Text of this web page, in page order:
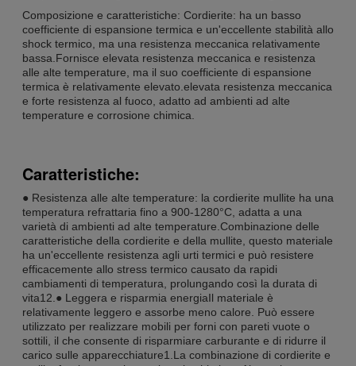
Composizione e caratteristiche: Cordierite: ha un basso
coefficiente di espansione termica e un'eccellente stabilità allo
shock termico, ma una resistenza meccanica relativamente
bassa.Fornisce elevata resistenza meccanica e resistenza
alle alte temperature, ma il suo coefficiente di espansione
termica è relativamente elevato.elevata resistenza meccanica
e forte resistenza al fuoco, adatto ad ambienti ad alte
temperature e corrosione chimica.
Caratteristiche:
● Resistenza alle alte temperature: la cordierite mullite ha una
temperatura refrattaria fino a 900-1280°C, adatta a una
varietà di ambienti ad alte temperature.Combinazione delle
caratteristiche della cordierite e della mullite, questo materiale
ha un'eccellente resistenza agli urti termici e può resistere
efficacemente allo stress termico causato da rapidi
cambiamenti di temperatura, prolungando così la durata di
vita12.● Leggera e risparmia energiaIl materiale è
relativamente leggero e assorbe meno calore. Può essere
utilizzato per realizzare mobili per forni con pareti vuote o
sottili, il che consente di risparmiare carburante e di ridurre il
carico sulle apparecchiature1.La combinazione di cordierite e